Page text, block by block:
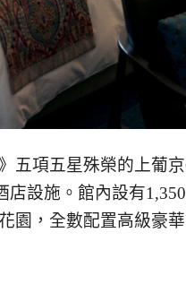
項五星殊榮的上葡京
店設施。館內設有
園，全數配置高級豪